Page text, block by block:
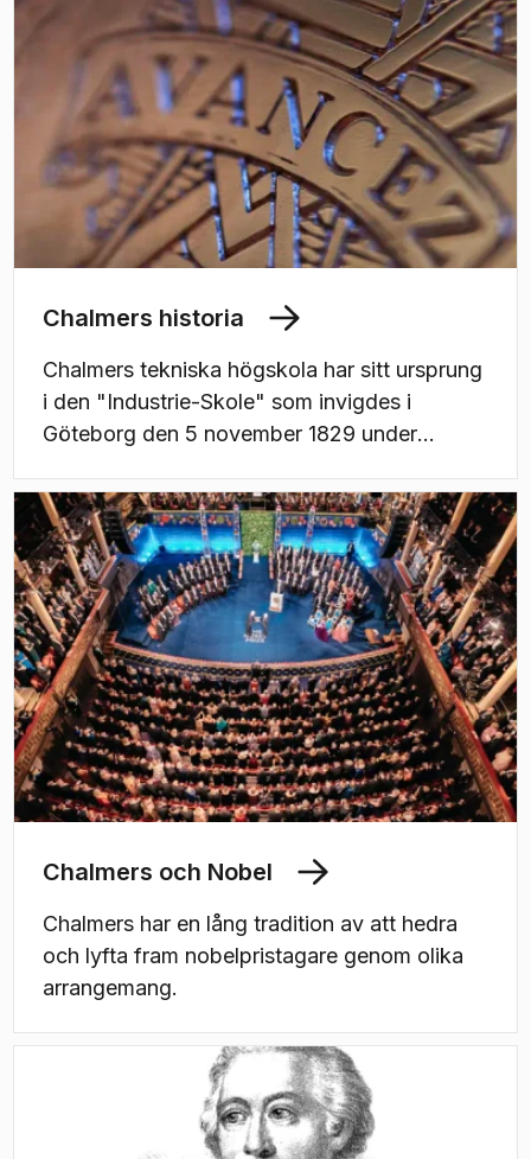
kandidater inom de program som avslutas
med en kandidatexamen. Under middagen
erbjuder vi ett begränsat antal platser med
lugnare sittning
Chalmers historia
Chalmers tekniska högskola har sitt ursprung
i den "Industrie-Skole" som invigdes i
Göteborg den 5 november 1829 under
bekostad av medel som testamenterats av
William Chalmers, direktör i svenska
Ostindiska kompaniet.
Chalmers och Nobel
Chalmers har en lång tradition av att hedra
och lyfta fram nobelpristagare genom olika
arrangemang.